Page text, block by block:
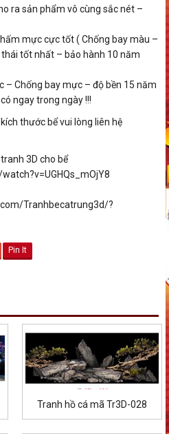
ra sản phẩm vô cùng sắc nét –
mực cực tốt ( Chống bay màu –
tốt nhất – bảo hành 10 năm
– Chống bay mực – độ bền 15 năm
ngay trong ngày !!!
thước bể vui lòng liên hệ
3D cho bể
Tranhbecatrung3d/?
Pin It
Tranh hồ cá mã Tr3D-028